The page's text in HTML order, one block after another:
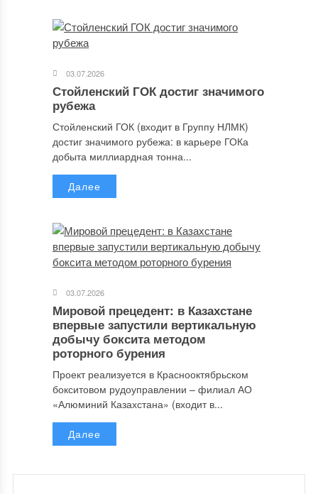
03.07.2026
Стойленский ГОК достиг значимого
рубежа
Стойленский ГОК (входит в Группу НЛМК)
достиг значимого рубежа: в карьере ГОКа
добыта миллиардная тонна...
Далее
03.07.2026
Мировой прецедент: в Казахстане
впервые запустили вертикальную
добычу боксита методом
роторного бурения
Проект реализуется в Краснооктябрьском
бокситовом рудоуправлении – филиал АО
«Алюминий Казахстана» (входит в...
Далее